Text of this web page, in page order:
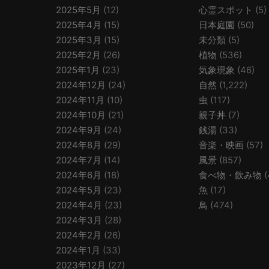
2025年5月 (12)
2025年4月 (15)
2025年3月 (15)
2025年2月 (26)
2025年1月 (23)
2024年12月 (24)
2024年11月 (10)
2024年10月 (21)
2024年9月 (24)
2024年8月 (29)
2024年7月 (14)
2024年6月 (18)
2024年5月 (23)
2024年4月 (23)
2024年3月 (28)
2024年2月 (26)
2024年1月 (33)
2023年12月 (27)
心霊スポット (5)
日本庭園 (50)
未分類 (5)
植物 (536)
気象現象 (46)
自然 (1,222)
虫 (117)
親子丼 (7)
銭湯 (33)
音楽・映画 (57)
風景 (857)
食べ物・飲み物
魚 (17)
鳥 (474)